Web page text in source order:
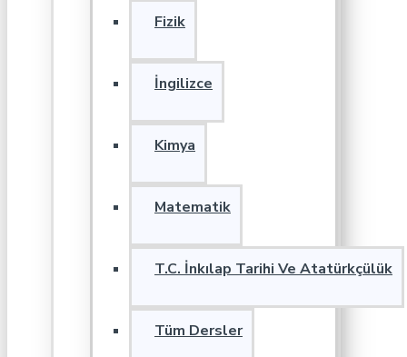
Fizik
İngilizce
Kimya
Matematik
T.C. İnkılap Tarihi Ve Atatürkçülük
Tüm Dersler